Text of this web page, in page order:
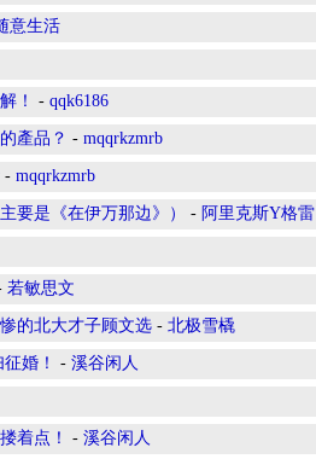
意生活
！ - qqk6186
產品？ - mqqrkzmrb
- mqqrkzmrb
要是《在伊万那边》） - 阿里克斯Y格雷
若敏思文
北大才子顾文选 - 北极雪橇
婚！ - 溪谷闲人
着点！ - 溪谷闲人